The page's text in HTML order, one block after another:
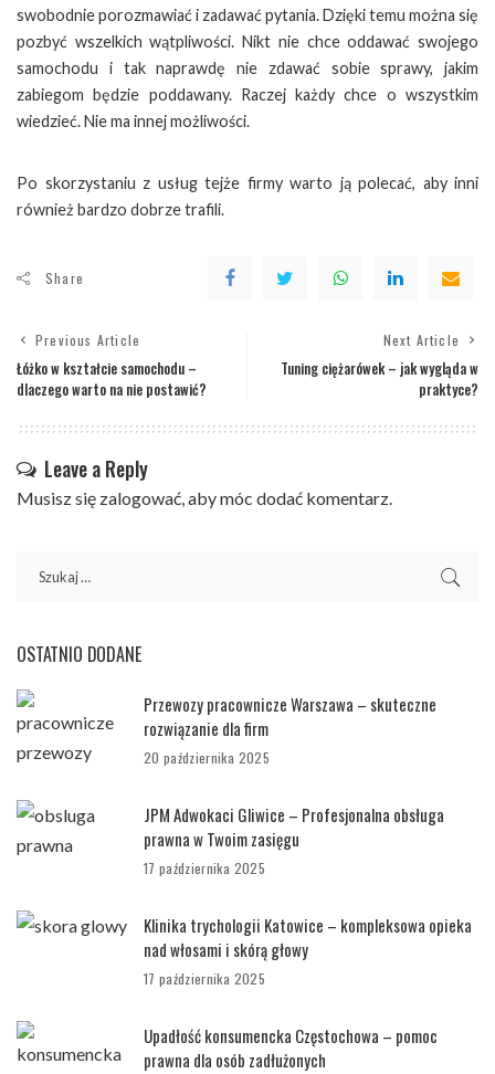
swobodnie porozmawiać i zadawać pytania. Dzięki temu można się
pozbyć wszelkich wątpliwości. Nikt nie chce oddawać swojego
samochodu i tak naprawdę nie zdawać sobie sprawy, jakim
zabiegom będzie poddawany. Raczej każdy chce o wszystkim
wiedzieć. Nie ma innej możliwości.
Po skorzystaniu z usług tejże firmy warto ją polecać, aby inni
również bardzo dobrze trafili.
Share
Previous Article
Łóżko w kształcie samochodu –
dlaczego warto na nie postawić?
Next Article
Tuning ciężarówek – jak wygląda w
praktyce?
Leave a Reply
Musisz się zalogować, aby móc dodać komentarz.
OSTATNIO DODANE
Przewozy pracownicze Warszawa – skuteczne
rozwiązanie dla firm
20 października 2025
JPM Adwokaci Gliwice – Profesjonalna obsługa
prawna w Twoim zasięgu
17 października 2025
Klinika trychologii Katowice – kompleksowa opieka
nad włosami i skórą głowy
17 października 2025
Upadłość konsumencka Częstochowa – pomoc
prawna dla osób zadłużonych